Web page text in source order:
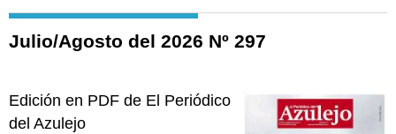
Julio/Agosto del 2026 Nº 297
Edición en PDF de El Periódico
del Azulejo